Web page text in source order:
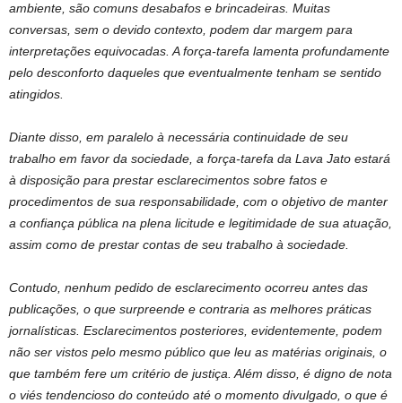
ambiente, são comuns desabafos e brincadeiras. Muitas
conversas, sem o devido contexto, podem dar margem para
interpretações equivocadas. A força-tarefa lamenta profundamente
pelo desconforto daqueles que eventualmente tenham se sentido
atingidos.
Diante disso, em paralelo à necessária continuidade de seu
trabalho em favor da sociedade, a força-tarefa da Lava Jato estará
à disposição para prestar esclarecimentos sobre fatos e
procedimentos de sua responsabilidade, com o objetivo de manter
a confiança pública na plena licitude e legitimidade de sua atuação,
assim como de prestar contas de seu trabalho à sociedade.
Contudo, nenhum pedido de esclarecimento ocorreu antes das
publicações, o que surpreende e contraria as melhores práticas
jornalísticas. Esclarecimentos posteriores, evidentemente, podem
não ser vistos pelo mesmo público que leu as matérias originais, o
que também fere um critério de justiça. Além disso, é digno de nota
o viés tendencioso do conteúdo até o momento divulgado, o que é